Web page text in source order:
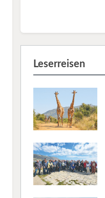
Leserreisen